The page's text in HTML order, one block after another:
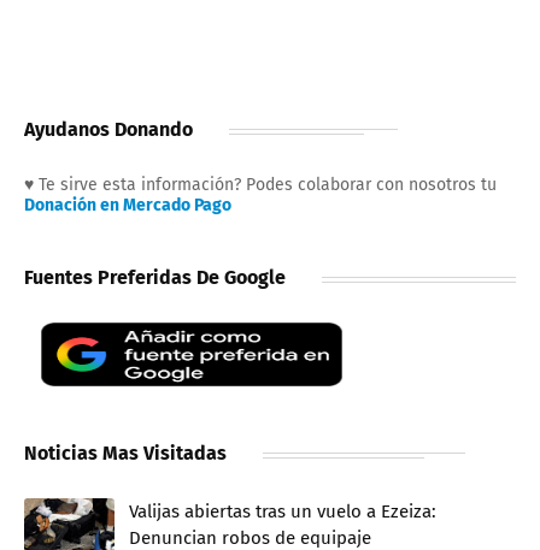
Ayudanos Donando
♥ Te sirve esta información? Podes colaborar con nosotros tu
Donación en Mercado Pago
Fuentes Preferidas De Google
Noticias Mas Visitadas
Valijas abiertas tras un vuelo a Ezeiza:
Denuncian robos de equipaje